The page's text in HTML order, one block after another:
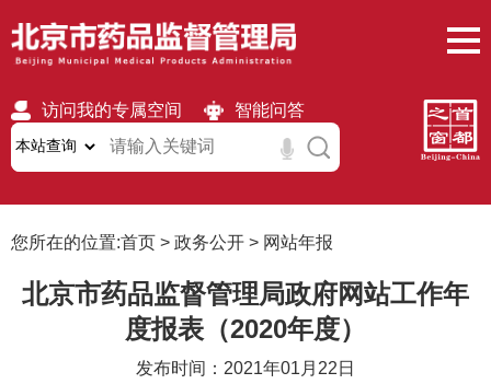
访问我的专属空间 智能问答
无障碍 繁體 移动版
您所在的位置:首页 > 政务公开 > 网站年报
北京市药品监督管理局政府网站工作年
度报表（2020年度）
发布时间：2021年01月22日